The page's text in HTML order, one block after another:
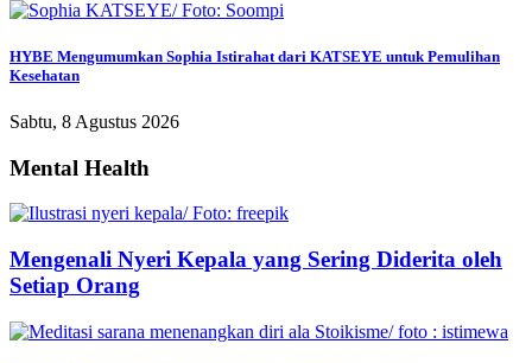
HYBE Mengumumkan Sophia Istirahat dari KATSEYE untuk Pemulihan
Kesehatan
Sabtu, 8 Agustus 2026
Mental Health
Mengenali Nyeri Kepala yang Sering Diderita oleh
Setiap Orang